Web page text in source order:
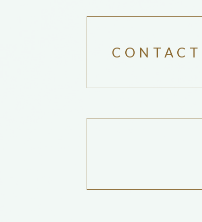
CONTACT